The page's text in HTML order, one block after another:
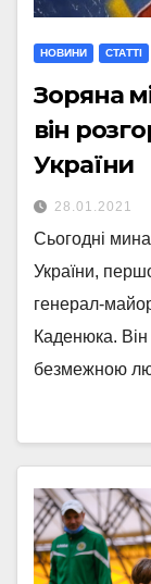
НОВИНИ СТАТТI
Зоряна
він
України
28.01.2021
Сьогодні
України,
генерал-
Каденюка.
безмежною